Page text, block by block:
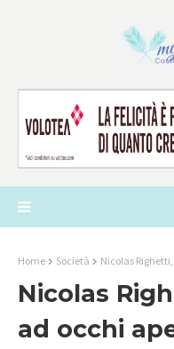
Home Società Nicolas
Nicolas
ad occhi